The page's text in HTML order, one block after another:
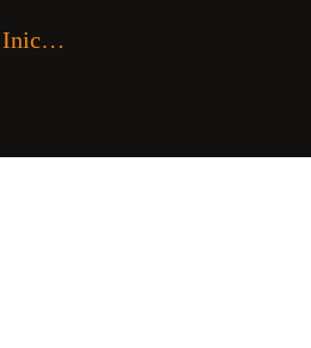
Iniciar sesión